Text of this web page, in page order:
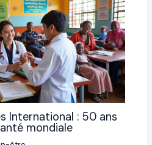
International : 50 ans
mondiale